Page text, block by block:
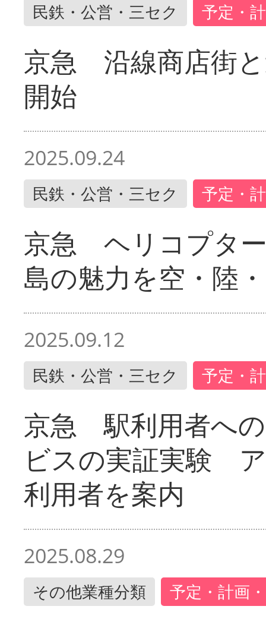
民鉄・公営・三セク 予定・
京急 沿線商店街
開始
2025.09.24
民鉄・公営・三セク 予定・
京急 ヘリコプタ
島の魅力を空・陸
2025.09.12
民鉄・公営・三セク 予定・
京急 駅利用者へ
ビスの実証実験
利用者を案内
2025.08.29
その他業種分類 予定・計画